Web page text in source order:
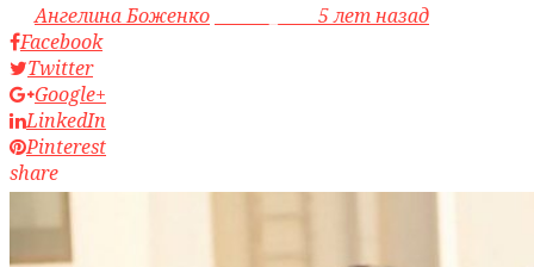
byАнгелина Боженко
5 лет назад
Facebook
Twitter
Google+
LinkedIn
Pinterest
share